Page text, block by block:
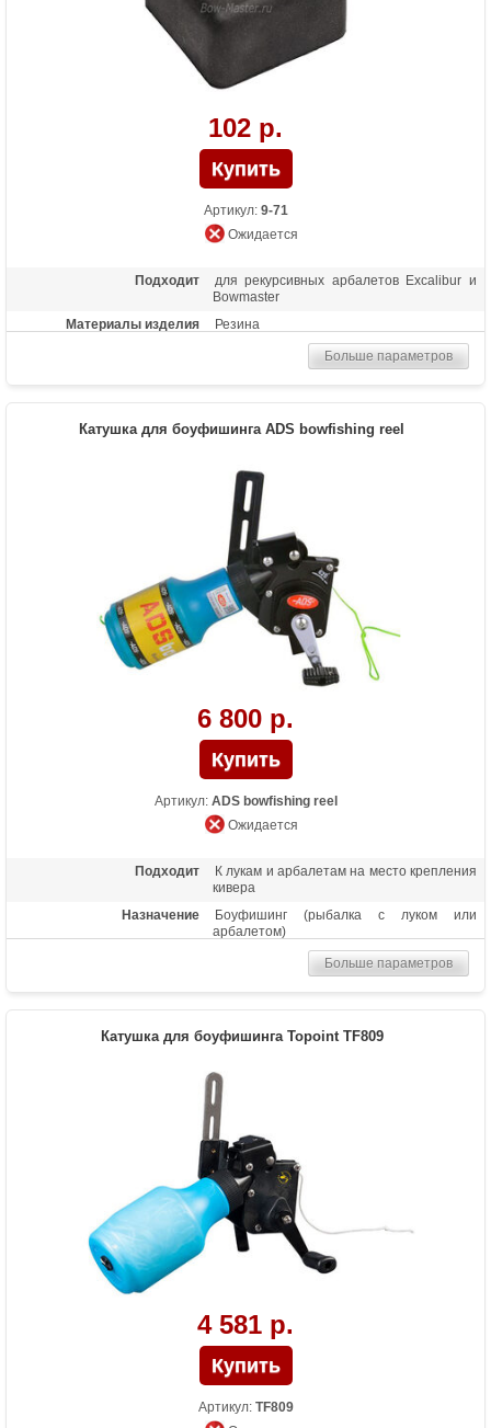
102 р.
Артикул: 9-71
Ожидается
Подходит
для рекурсивных арбалетов Excalibur и
Bowmaster
Материалы изделия
Резина
Больше параметров
Катушка для боуфишинга ADS bowfishing reel
6 800 р.
Артикул: ADS bowfishing reel
Ожидается
Подходит
К лукам и арбалетам на место крепления
кивера
Назначение
Боуфишинг (рыбалка с луком или
арбалетом)
Больше параметров
Катушка для боуфишинга Topoint TF809
4 581 р.
Артикул: TF809